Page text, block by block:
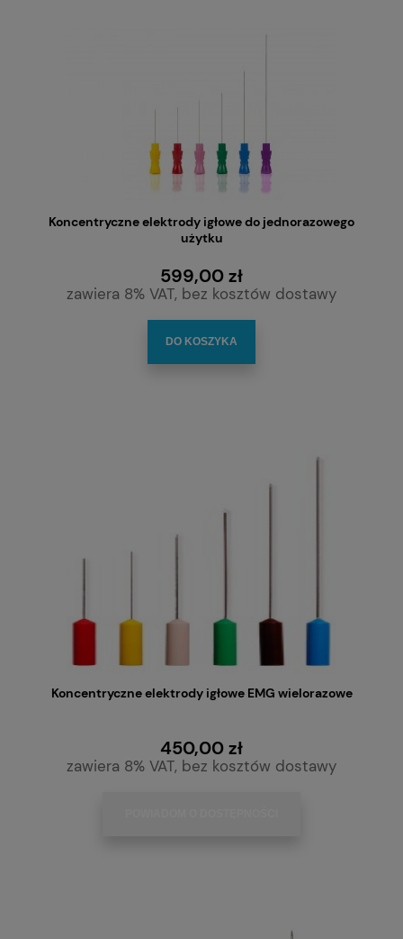
Koncentryczne elektrody igłowe do jednorazowego
użytku
599,00 zł
zawiera 8% VAT, bez kosztów dostawy
DO KOSZYKA
Koncentryczne elektrody igłowe EMG wielorazowe
450,00 zł
zawiera 8% VAT, bez kosztów dostawy